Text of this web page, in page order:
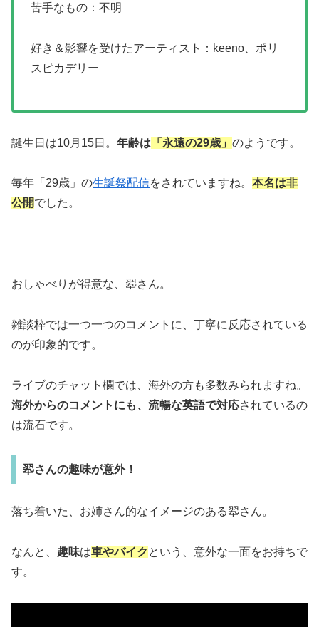
苦手なもの：不明
好き＆影響を受けたアーティスト：keeno、ポリ
スピカデリー
誕生日は10月15日。 年齢は 「永遠の29歳」 のようです。
毎年「29歳」の生誕祭配信をされていますね。 本名は非
公開でした。
おしゃべりが得意な、翆さん。
雑談枠では一つ一つのコメントに、丁寧に反応されている
のが印象的です。
ライブのチャット欄では、海外の方も多数みられますね。
海外からのコメントにも、流暢な英語で対応されているの
は流石です。
翆さんの趣味が意外！
落ち着いた、お姉さん的なイメージのある翆さん。
なんと、 趣味は車やバイク という、意外な一面をお持ちで
す。